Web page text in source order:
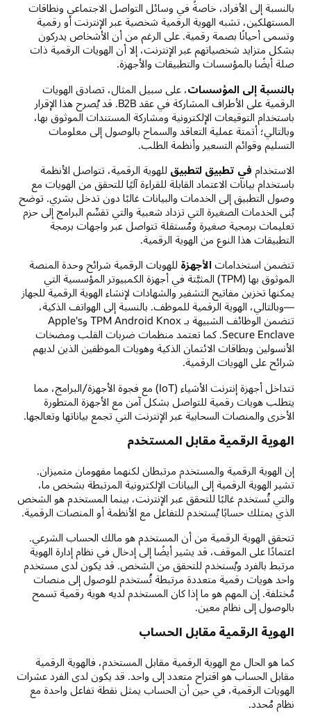
بالنسبة إلى الأفراد، خاصةً في وسائل التواصل الاجتماعي ونطاقات
المستهلكين، تشبه الهوية الرقمية شخصية عبر الإنترنت أو رقمية
وتسمى أحيانًا بصمة رقمية. على الرغم من أن الأشخاص يدركون
بشكل متزايد شخصياتهم عبر الإنترنت، إلا أن الهويات الرقمية ذات
صلة أيضًا بالمؤسسات والتطبيقات والأجهزة.
بالنسبة إلى المؤسسات، على سبيل المثال، تصادق الهويات
الرقمية على الأطراف المشاركة في عقد B2B. قد يُصرح هذا الإقرار
باستخدام التوقيعات الإلكترونية ومشاركة المستندات الموثوق بها،
وبالتالي؛ أتمتة عملية التعاقد والسماح بالوصول إلى معلومات
التسليم وقوائم التسعير وأنظمة الطلب.
الاستخدام في تطبيق لتطبيق للهوية الرقمية، تتواصل الأنظمة
باستخدام بيانات الاعتماد القابلة للقراءة آليًا للتحقق من الهويات مع
وصول التطبيق إلى الخدمات والبيانات غالبًا دون تدخل بشري. توضح
بُنى الخدمات الصغيرة التي تزداد شعبية والتي تقسِّم البرامج إلى حزم
تعليمات برمجية صغيرة ومُستقلة تتواصل عبر واجهات برمجة
التطبيقات هذا النوع من الهوية الرقمية.
تتضمن استخدامات الأجهزة للهويات الرقمية شرائح وحدة المنصة
الموثوق بها (TPM) المثبَّتة في أجهزة الكمبيوتر المؤسسية التي
يمكنها تخزين مفاتيح التشفير والشهادات لإنشاء الهوية الرقمية للجهاز
—وبالتالي، الهوية الرقمية للموظف. بالنسبة إلى الهواتف الذكية،
تتضمن الوظائف الشبيهة بـ TPM Android Knox وApple's
Secure Enclave. كما تعتمد منظمات ضربات القلب ومضخات
الأنسولين وبطاقات الائتمان الذكية وهويات الموظفين الذين لديهم
شرائح على الهويات الرقمية.
تتداخل أجهزة إنترنت الأشياء (IoT) مع فجوة الأجهزة/البرامج، مما
يتطلب هويات رقمية للتواصل بشكل آمن مع الأجهزة المتطورة
الأخرى والمنصات السحابية عبر الإنترنت التي تجمع بياناتها وتعالجها.
الهوية الرقمية مقابل المستخدم
إن الهوية الرقمية والمستخدم مرتبطان لكنهما مفهومان متميزان.
تشير الهوية الرقمية إلى البيانات الإلكترونية المرتبطة بشخص ما،
والتي تُستخدم غالبًا للتحقق عبر الإنترنت، بينما المستخدم هو الشخص
الذي يمتلك حسابًا يُستخدم للتفاعل مع الأنظمة أو المنصات الرقمية.
تتحقق الهوية الرقمية من أن المستخدم هو مالك الحساب الشرعي.
اعتمادًا على الموقف، قد يشير أيضًا إلى إدخال في نظام إدارة الهوية
مرتبط بالفرد ويُستخدم للتحقق من الشخص. قد يكون لدى مستخدم
واحد هويات رقمية متعددة مرتبطة تُستخدم للوصول إلى منصات
مُختلفة. إن المهم هو ما إذا كان المستخدم لديه هوية رقمية تسمح
بالوصول إلى نظام معين.
الهوية الرقمية مقابل الحساب
كما هو الحال مع الهوية الرقمية مقابل المستخدم، فالهوية الرقمية
مقابل الحساب هو اقتراح متعدد إلى واحد. قد يكون لدى الفرد عشرات
الهويات الرقمية، في حين أن الحساب يمثل نقطة تفاعل واحدة مع
نظام مُحدد.